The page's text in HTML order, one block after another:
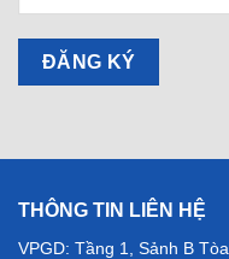
THÔNG TIN LIÊN HỆ
VPGD: Tầng 1, Sảnh B Tòa